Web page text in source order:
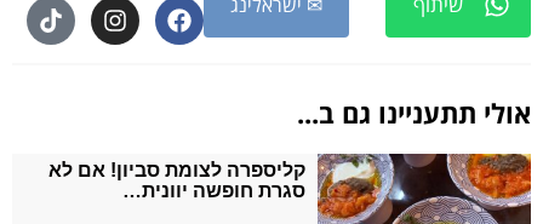
אולי תתעניינו גם ב...
קליספרה לצומת סביון! אם לא
סגרת חופשה יוונית…